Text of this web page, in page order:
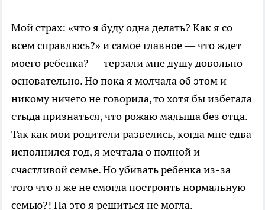
Мой страх: «что я буду одна делать? Как я со
всем справлюсь?» и самое главное — что ждет
моего ребенка? — терзали мне душу довольно
основательно. Но пока я молчала об этом и
никому ничего не говорила, то хотя бы избегала
стыда признаться, что рожаю малыша без отца.
Так как мои родители развелись, когда мне едва
исполнился год, я мечтала о полной и
счастливой семье. Но убивать ребенка из-за
того что я же не смогла построить нормальную
семью?! На это я решиться не могла.